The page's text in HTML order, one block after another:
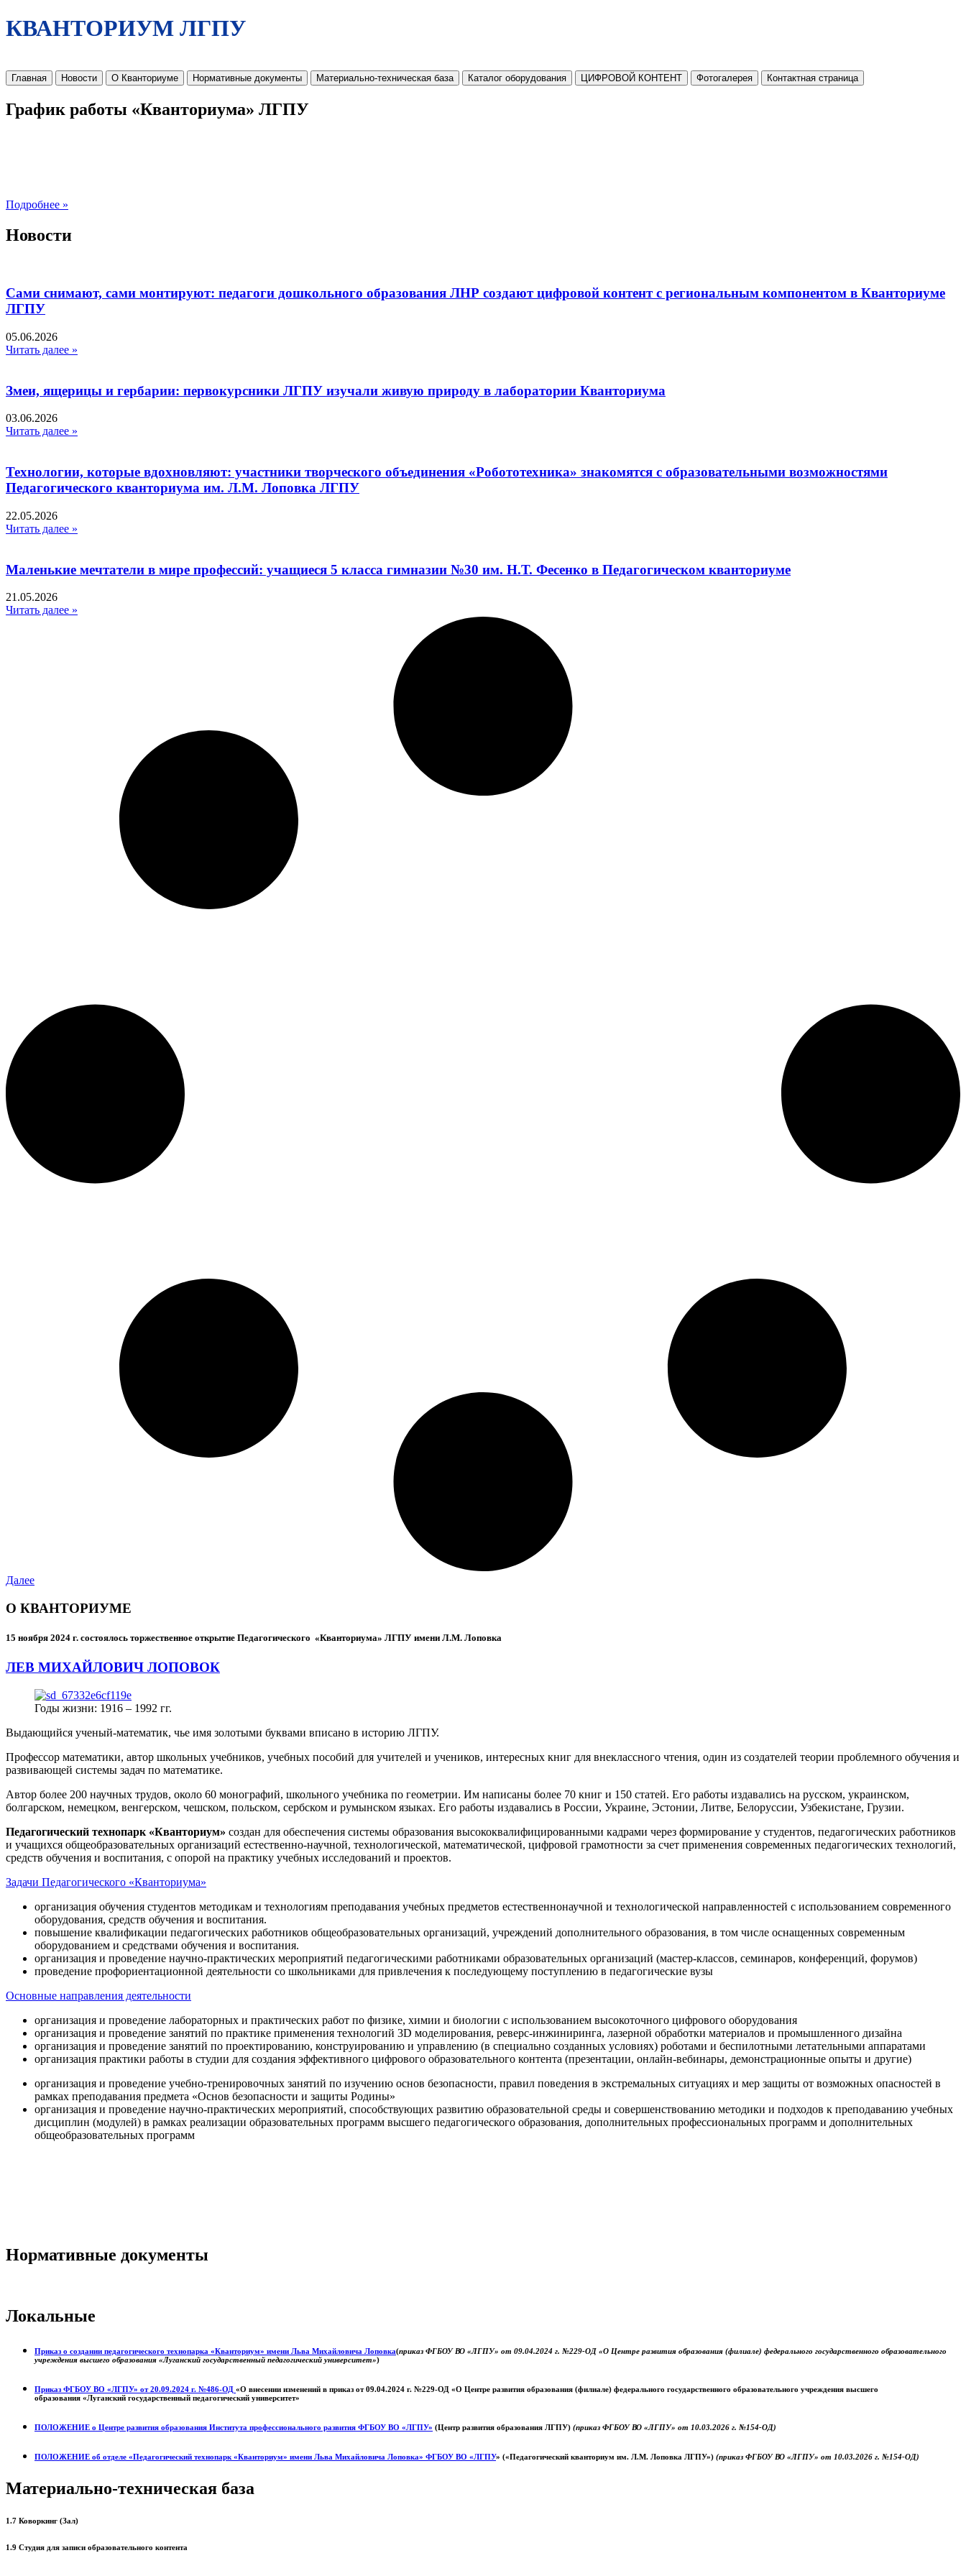
КВАНТОРИУМ ЛГПУ
Главная Новости О Кванториуме Нормативные документы Материально-техническая база Каталог оборудования ЦИФРОВОЙ КОНТЕНТ Фотогалерея Контактная страница
График работы «Кванториума» ЛГПУ
Подробнее »
Новости
Сами снимают, сами монтируют: педагоги дошкольного образования ЛНР создают цифровой контент с региональным компонентом в Кванториуме
ЛГПУ​
05.06.2026
Читать далее »
Змеи, ящерицы и гербарии: первокурсники ЛГПУ изучали живую природу в лаборатории Кванториума
03.06.2026
Читать далее »
Технологии, которые вдохновляют: участники творческого объединения «Робототехника» знакомятся с образовательными возможностями
Педагогического кванториума им. Л.М. Лоповка ЛГПУ
22.05.2026
Читать далее »
Маленькие мечтатели в мире профессий: учащиеся 5 класса гимназии №30 им. Н.Т. Фесенко в Педагогическом кванториуме
21.05.2026
Читать далее »
Далее
О КВАНТОРИУМЕ
15 ноября 2024 г. состоялось торжественное открытие Педагогического «Кванториума» ЛГПУ имени Л.М. Лоповка
ЛЕВ МИХАЙЛОВИЧ ЛОПОВОК
Годы жизни: 1916 – 1992 гг.
Выдающийся ученый-математик, чье имя золотыми буквами вписано в историю ЛГПУ.
Профессор математики, автор школьных учебников, учебных пособий для учителей и учеников, интересных книг для внеклассного чтения, один из создателей теории проблемного обучения и
развивающей системы задач по математике.
Автор более 200 научных трудов, около 60 монографий, школьного учебника по геометрии. Им написаны более 70 книг и 150 статей. Его работы издавались на русском, украинском,
болгарском, немецком, венгерском, чешском, польском, сербском и румынском языках. Его работы издавались в России, Украине, Эстонии, Литве, Белоруссии, Узбекистане, Грузии.
Педагогический технопарк «Кванториум» создан для обеспечения системы образования высококвалифицированными кадрами через формирование у студентов, педагогических работников
и учащихся общеобразовательных организаций естественно-научной, технологической, математической, цифровой грамотности за счет применения современных педагогических технологий,
средств обучения и воспитания, с опорой на практику учебных исследований и проектов.
Задачи Педагогического «Кванториума»
организация обучения студентов методикам и технологиям преподавания учебных предметов естественнонаучной и технологической направленностей с использованием современного
оборудования, средств обучения и воспитания.
повышение квалификации педагогических работников общеобразовательных организаций, учреждений дополнительного образования, в том числе оснащенных современным
оборудованием и средствами обучения и воспитания.
организация и проведение научно-практических мероприятий педагогическими работниками образовательных организаций (мастер-классов, семинаров, конференций, форумов)
проведение профориентационной деятельности со школьниками для привлечения к последующему поступлению в педагогические вузы
Основные направления деятельности
организация и проведение лабораторных и практических работ по физике, химии и биологии с использованием высокоточного цифрового оборудования
организация и проведение занятий по практике применения технологий 3D моделирования, реверс-инжиниринга, лазерной обработки материалов и промышленного дизайна
организация и проведение занятий по проектированию, конструированию и управлению (в специально созданных условиях) роботами и беспилотными летательными аппаратами
организация практики работы в студии для создания эффективного цифрового образовательного контента (презентации, онлайн-вебинары, демонстрационные опыты и другие)
организация и проведение учебно-тренировочных занятий по изучению основ безопасности, правил поведения в экстремальных ситуациях и мер защиты от возможных опасностей в
рамках преподавания предмета «Основ безопасности и защиты Родины»
организация и проведение научно-практических мероприятий, способствующих развитию образовательной среды и совершенствованию методики и подходов к преподаванию учебных
дисциплин (модулей) в рамках реализации образовательных программ высшего педагогического образования, дополнительных профессиональных программ и дополнительных
общеобразовательных программ
Нормативные документы
Локальные
Приказ о создании педагогического технопарка «Кванториум» имени Льва Михайловича Лоповка(приказ ФГБОУ ВО «ЛГПУ» от 09.04.2024 г. №229-ОД «О Центре развития образования (филиале) федерального государственного образовательного
учреждения высшего образования «Луганский государственный педагогический университет»)
Приказ ФГБОУ ВО «ЛГПУ» от 20.09.2024 г. №486-ОД «О внесении изменений в приказ от 09.04.2024 г. №229-ОД «О Центре развития образования (филиале) федерального государственного образовательного учреждения высшего
образования «Луганский государственный педагогический университет»
ПОЛОЖЕНИЕ о Центре развития образования Института профессионального развития ФГБОУ ВО «ЛГПУ» (Центр развития образования ЛГПУ) (приказ ФГБОУ ВО «ЛГПУ» от 10.03.2026 г. №154-ОД)
ПОЛОЖЕНИЕ об отделе «Педагогический технопарк «Кванториум» имени Льва Михайловича Лоповка» ФГБОУ ВО «ЛГПУ» («Педагогический кванториум им. Л.М. Лоповка ЛГПУ») (приказ ФГБОУ ВО «ЛГПУ» от 10.03.2026 г. №154-ОД)
Материально-техническая база
1.7 Коворкинг (Зал)
1.9 Студия для записи образовательного контента